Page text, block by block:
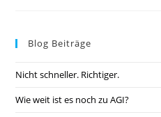
Blog Beiträge
Nicht schneller. Richtiger.
Wie weit ist es noch zu AGI?